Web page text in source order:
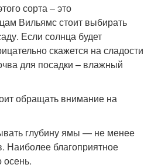
сорта – это
Вильямс стоит выбирать
Если солнца будет
скажется на сладости
для посадки – влажный
обращать внимание на
глубину ямы — не менее
Наиболее благоприятное
осень.